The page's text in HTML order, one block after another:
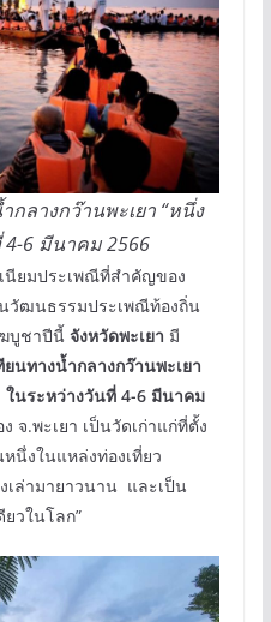
กลางกว๊านพะเยา “หนึ่ง
4-6 มีนาคม 2566
นียมประเพณีที่สำคัญของ
วัฒนธรรมประเพณีท้องถิ่น
บูชาปีนี้ จังหวัดพะเยา มี
นทางน้ำกลางกว๊านพะเยา
ในระหว่างวันที่ 4-6 มีนาคม
จ.พะเยา เป็นวัดเก่าแก่ที่ตั้ง
นึ่งในแหล่งท่องเที่ยว
เล่ามายาวนาน และเป็น
วในโลก”